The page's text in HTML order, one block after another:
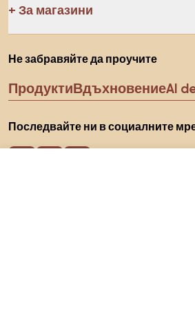
За магазини
Не забравяйте да проучите
ПродуктиВдъхновениеAI
Последвайте ни в социалните